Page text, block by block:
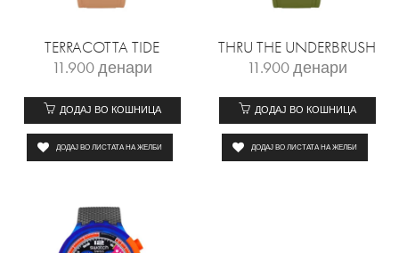
TERRACOTTA TIDE
11.900денари
ДОДАЈ ВО КОШНИЦА
ДОДАЈ ВО ЛИСТАТА НА ЖЕЛБИ
THRU THE UNDERBRUSH
11.900денари
ДОДАЈ ВО КОШНИЦА
ДОДАЈ ВО ЛИСТАТА НА ЖЕЛБИ